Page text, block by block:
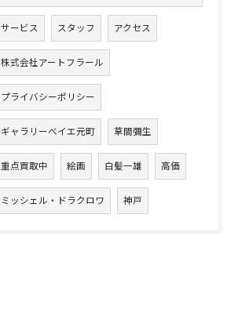
サービス スタッフ アクセス
株式会社アートフラール
プライバシーポリシー
ギャラリーベイエ元町 草間彌生
重点買取中 絵画 白髪一雄 高価
ミッシェル・ドラクロワ 神戸